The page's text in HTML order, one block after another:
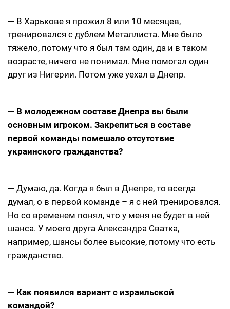
— В Харькове я прожил 8 или 10 месяцев,
тренировался с дублем Металлиста. Мне было
тяжело, потому что я был там один, да и в таком
возрасте, ничего не понимал. Мне помогал один
друг из Нигерии. Потом уже уехал в Днепр.
— В молодежном составе Днепра вы были
основным игроком. Закрепиться в составе
первой команды помешало отсутствие
украинского гражданства?
— Думаю, да. Когда я был в Днепре, то всегда
думал, о в первой команде – я с ней тренировался.
Но со временем понял, что у меня не будет в ней
шанса. У моего друга Александра Сватка,
например, шансы более высокие, потому что есть
гражданство.
— Как появился вариант с израильской
командой?